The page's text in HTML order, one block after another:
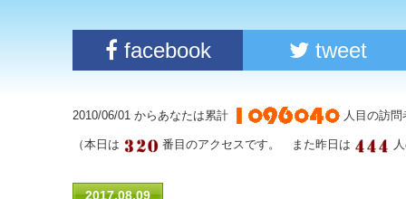
facebook tweet
2010/06/01 からあなたは累計 人目の訪
（本日は 番目のアクセスです。 また昨日は
2017.08.09